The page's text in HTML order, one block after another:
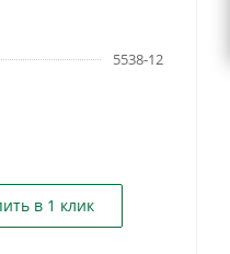
5538-12
в 1 клик